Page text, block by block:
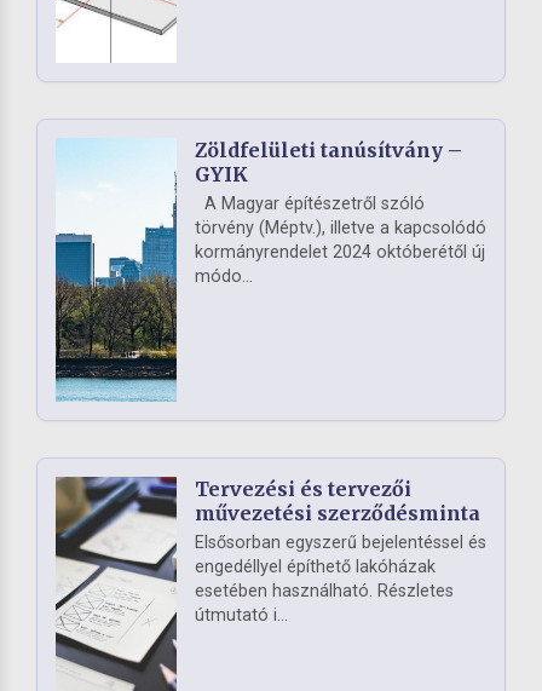
Zöldfelületi tanúsítvány –
GYIK
A Magyar építészetről szóló
törvény (Méptv.), illetve a kapcsolódó
kormányrendelet 2024 októberétől új
módo...
Tervezési és tervezői
művezetési szerződésminta
Elsősorban egyszerű bejelentéssel és
engedéllyel építhető lakóházak
esetében használható. Részletes
útmutató i...